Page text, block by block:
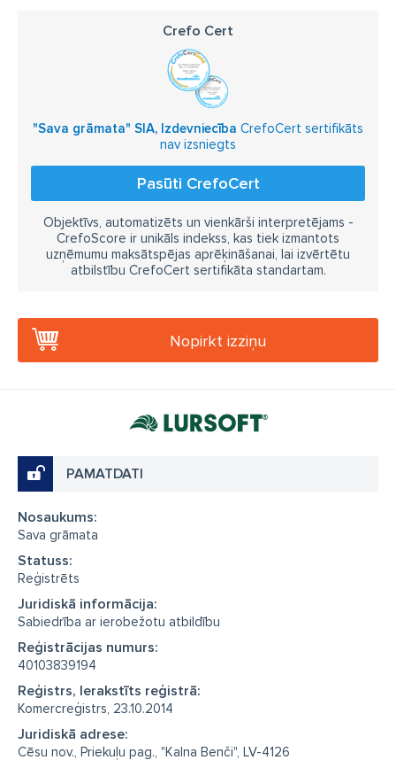
Crefo Cert
"Sava grāmata" SIA, Izdevniecība CrefoCert sertifikāts
nav izsniegts
Pasūti CrefoCert
Objektīvs, automatizēts un vienkārši interpretējams -
CrefoScore ir unikāls indekss, kas tiek izmantots
uzņēmumu maksātspējas aprēķināšanai, lai izvērtētu
atbilstību CrefoCert sertifikāta standartam.
Nopirkt izziņu
PAMATDATI
Nosaukums:
Sava grāmata
Statuss:
Reģistrēts
Juridiskā informācija:
Sabiedrība ar ierobežotu atbildību
Reģistrācijas numurs:
40103839194
Reģistrs, Ierakstīts reģistrā:
Komercreģistrs, 23.10.2014
Juridiskā adrese:
Cēsu nov., Priekuļu pag., "Kalna Benči", LV-4126